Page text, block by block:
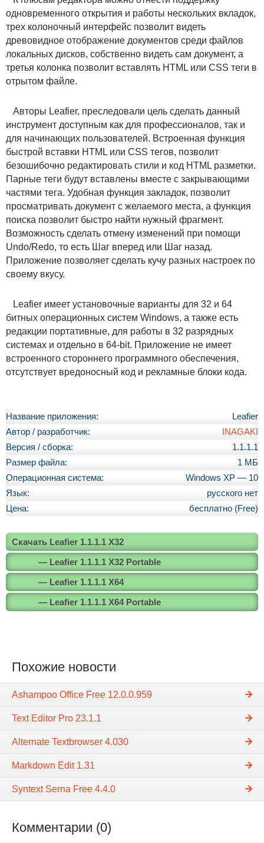
одновременного открытия и работы нескольких вкладок,
трех колоночный интерфейс позволит видеть
древовидное отображение документов среди файлов
локальных дисков, собственно видеть сам документ, а
третья колонка позволит вставлять HTML или CSS теги в
отрытом файле.
Авторы Leafier, преследовали цель сделать данный
инструмент доступным как для профессионалов, так и
для начинающих пользователей. Встроенная функция
быстрой вставки HTML или CSS тегов, позволит
безошибочно редактировать стили и код HTML разметки.
Парные теги будут вставлены вместе с закрывающими
частями тега. Удобная функция закладок, позволит
просматривать документ с желаемого места, а функция
поиска позволит быстро найти нужный фрагмент.
Возможность сделать отмену изменений при помощи
Undo/Redo, то есть Шаг вперед или Шаг назад.
Приложение позволяет сделать кучу разных настроек по
своему вкусу.
Leafier имеет установочные варианты для 32 и 64
битных операционных систем Windows, а также есть
редакции портативные, для работы в 32 разрядных
системах и отдельно в 64-bit. Приложение не имеет
встроенного стороннего программного обеспечения,
отсутствует вредоносный код и рекламные блоки кода.
Название приложения:
Leafier
Автор / разработчик:
INAGAKI
Версия / сборка:
1.1.1.1
Размер файла:
1 МБ
Операционная система:
Windows XP — 10
Язык:
русского нет
Цена:
бесплатно (Free)
Скачать Leafier 1.1.1.1 X32
— Leafier 1.1.1.1 X32 Portable
— Leafier 1.1.1.1 X64
— Leafier 1.1.1.1 X64 Portable
Похожие новости
Ashampoo Office Free 12.0.0.959
Text Editor Pro 23.1.1
Alternate Textbrowser 4.030
Markdown Edit 1.31
Syntext Serna Free 4.4.0
Комментарии (0)